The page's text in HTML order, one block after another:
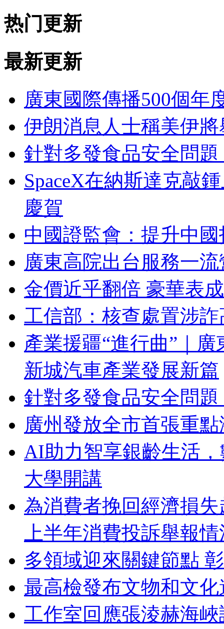
热门更新
最新更新
廣東國際傳播500個年
伊朗消息人士稱美伊
針對多發食品安全問
SpaceX在納斯達克敲
慶賀
中國證監會：提升中
廣東高院出台服務一
金價近乎翻倍 豪華表
工信部：核查處置涉
產業援疆“進行曲”｜
新城汽車產業發展新篇
針對多發食品安全問
廣州發放全市首張重
AI助力智享銀齡生活
大學開講
為消費者挽回經濟損
上半年消費投訴舉報
多領域迎來關鍵節點
最高檢發布文物和文
工作室回應張淩赫海